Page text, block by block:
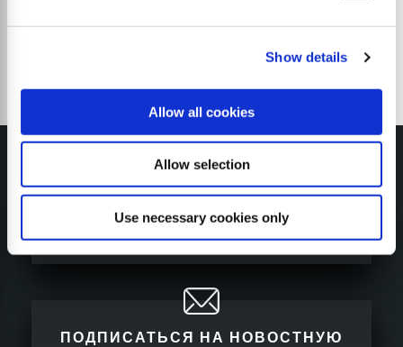
Show details
Allow all cookies
Allow selection
Use necessary cookies only
КОНФИГУРАТОР
ПОДПИСАТЬСЯ НА НОВОСТНУЮ